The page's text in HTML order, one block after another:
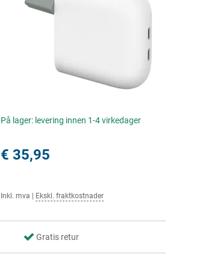
På lager: levering innen 1-4 virkedager
€ 35,95
Inkl. mva Ekskl. fraktkostnader
Gratis retur